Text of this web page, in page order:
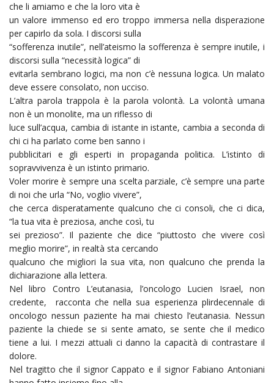
che li amiamo e che la loro vita è
un valore immenso ed ero troppo immersa nella disperazione
per capirlo da sola. I discorsi sulla
“sofferenza inutile”, nell’ateismo la sofferenza è sempre inutile, i
discorsi sulla “necessità logica” di
evitarla sembrano logici, ma non c’è nessuna logica. Un malato
deve essere consolato, non ucciso.
L’altra parola trappola è la parola volontà. La volontà umana
non è un monolite, ma un riflesso di
luce sull’acqua, cambia di istante in istante, cambia a seconda di
chi ci ha parlato come ben sanno i
pubblicitari e gli esperti in propaganda politica. L’istinto di
sopravvivenza è un istinto primario.
Voler morire è sempre una scelta parziale, c’è sempre una parte
di noi che urla “No, voglio vivere”,
che cerca disperatamente qualcuno che ci consoli, che ci dica,
“la tua vita è preziosa, anche così, tu
sei prezioso”. Il paziente che dice “piuttosto che vivere così
meglio morire”, in realtà sta cercando
qualcuno che migliori la sua vita, non qualcuno che prenda la
dichiarazione alla lettera.
Nel libro Contro L’eutanasia, l’oncologo Lucien Israel, non
credente, racconta che nella sua esperienza plirdecennale di
oncologo nessun paziente ha mai chiesto l’eutanasia. Nessun
paziente la chiede se si sente amato, se sente che il medico
tiene a lui. I mezzi attuali ci danno la capacità di contrastare il
dolore.
Nel tragitto che il signor Cappato e il signor Fabiano Antoniani